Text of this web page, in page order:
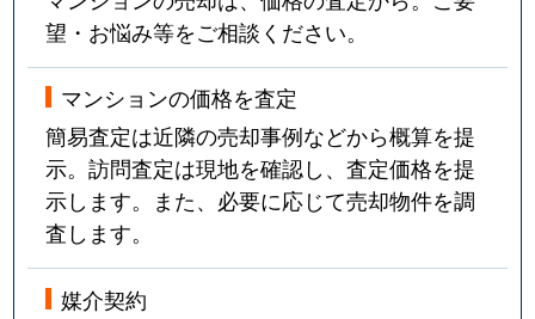
望・お悩み等をご相談ください。
マンションの価格を査定
簡易査定は近隣の売却事例などから概算を提
示。訪問査定は現地を確認し、査定価格を提
示します。また、必要に応じて売却物件を調
査します。
媒介契約